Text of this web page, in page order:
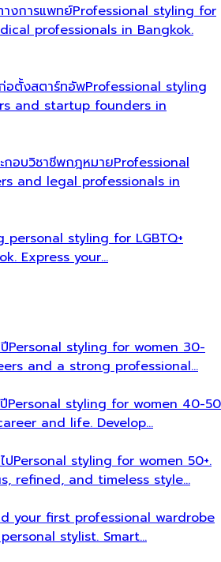
างการแพทย์Professional styling for
professionals in Bangkok.
อตั้งสตาร์ทอัพProfessional styling
and startup founders in
กอบวิชาชีพกฎหมายProfessional
and legal professionals in
personal styling for LGBTQ+
Express your…
Personal styling for women 30-
and a strong professional…
Personal styling for women 40-50
and life. Develop…
ปPersonal styling for women 50+.
refined, and timeless style…
your first professional wardrobe
stylist. Smart…